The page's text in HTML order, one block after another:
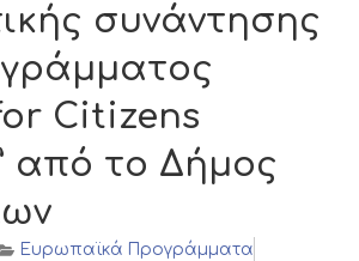
συνάντησης
Citizens
από το Δήμος
Ευρωπαϊκά Προγράμματα